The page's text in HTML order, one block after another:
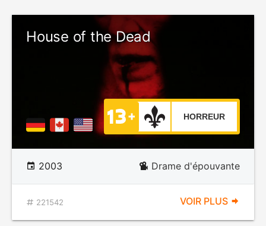
House of the Dead
HORREUR
2003 Drame d'épouvante
221542 VOIR PLUS